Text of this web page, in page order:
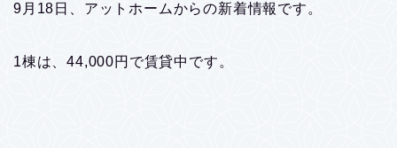
9月18日、アットホームからの新着情報です。
1棟は、44,000円で賃貸中です。